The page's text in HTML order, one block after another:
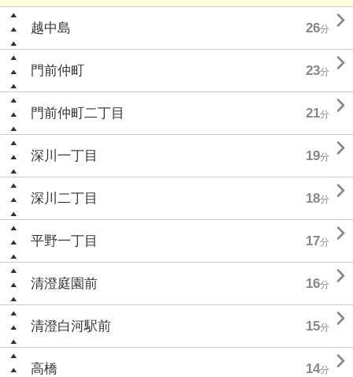
越中島 26分 
門前仲町 23分 
門前仲町二丁目 21分 
深川一丁目 19分 
深川二丁目 18分 
平野一丁目 17分 
清澄庭園前 16分 
清澄白河駅前 15分 
高橋 14分 